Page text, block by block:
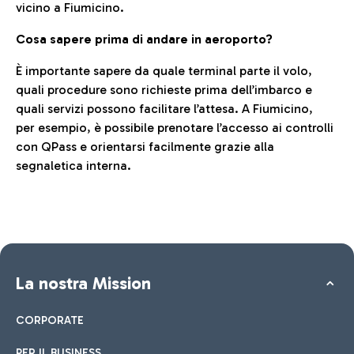
vicino a Fiumicino.
Cosa sapere prima di andare in aeroporto?
È importante sapere da quale terminal parte il volo,
quali procedure sono richieste prima dell’imbarco e
quali servizi possono facilitare l’attesa. A Fiumicino,
per esempio, è possibile prenotare l’accesso ai controlli
con QPass e orientarsi facilmente grazie alla
segnaletica interna.
La nostra Mission
CORPORATE